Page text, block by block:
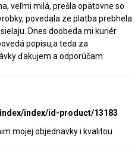
veľmi milá, prešla opätovne so
povedala ze platba prebhela
Dnes doobeda mi kuriér
popisu,a teda za
ďakujem a odporúčam
index/id-product/13183
mojej objednavky i kvalitou